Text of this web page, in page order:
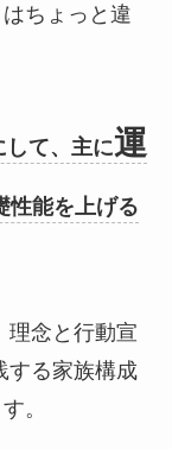
ちょっと違
して、主に運
性能を上げる
理念と行動宣
する家族構成
。